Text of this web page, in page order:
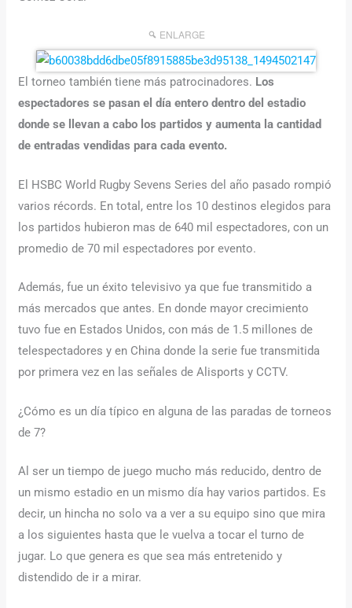
ENLARGE
El torneo también tiene más patrocinadores. Los
espectadores se pasan el día entero dentro del estadio
donde se llevan a cabo los partidos y aumenta la cantidad
de entradas vendidas para cada evento.
El HSBC World Rugby Sevens Series del año pasado rompió
varios récords. En total, entre los 10 destinos elegidos para
los partidos hubieron mas de 640 mil espectadores, con un
promedio de 70 mil espectadores por evento.
Además, fue un éxito televisivo ya que fue transmitido a
más mercados que antes. En donde mayor crecimiento
tuvo fue en Estados Unidos, con más de 1.5 millones de
telespectadores y en China donde la serie fue transmitida
por primera vez en las señales de Alisports y CCTV.
¿Cómo es un día típico en alguna de las paradas de torneos
de 7?
Al ser un tiempo de juego mucho más reducido, dentro de
un mismo estadio en un mismo día hay varios partidos. Es
decir, un hincha no solo va a ver a su equipo sino que mira
a los siguientes hasta que le vuelva a tocar el turno de
jugar. Lo que genera es que sea más entretenido y
distendido de ir a mirar.